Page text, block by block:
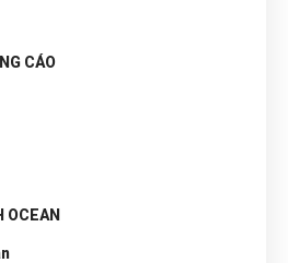
CÁO
OCEAN